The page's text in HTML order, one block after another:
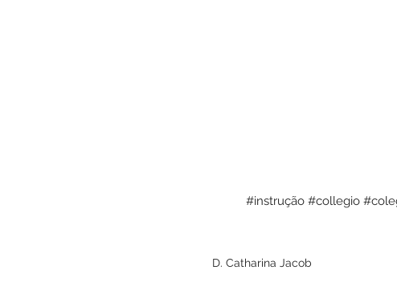
#instrução #collegio
D. Catharina Jacob